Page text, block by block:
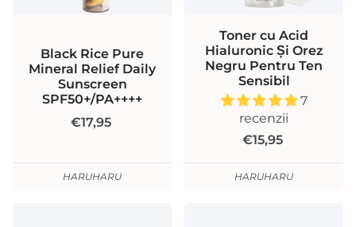
Black Rice Pure
Mineral Relief Daily
Sunscreen
SPF50+/PA++++
€17,95
HARUHARU
Toner cu Acid
Hialuronic Și Orez
Negru Pentru Ten
Sensibil
7
recenzii
€15,95
HARUHARU